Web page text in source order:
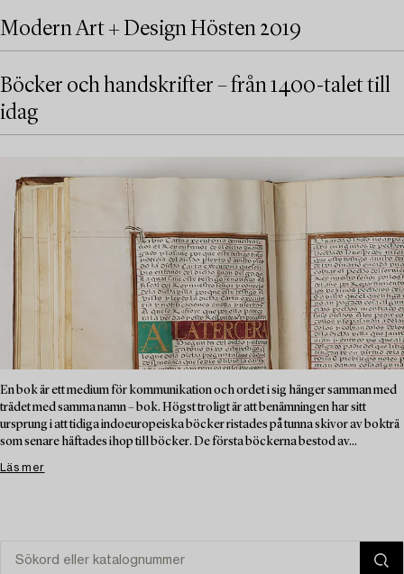
Modern Art + Design Hösten 2019
Böcker och handskrifter – från 1400-talet till
idag
En bok är ett medium för kommunikation och ordet i sig hänger samman med
trädet med samma namn – bok. Högst troligt är att benämningen har sitt
ursprung i att tidiga indoeuropeiska böcker ristades på tunna skivor av bokträ
som senare häftades ihop till böcker. De första böckerna bestod av...
Läs mer